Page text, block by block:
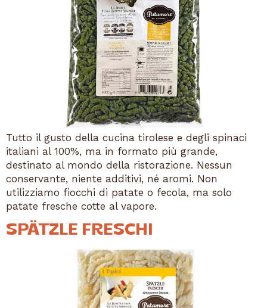
Tutto il gusto della cucina tirolese e degli spinaci
italiani al 100%, ma in formato più grande,
destinato al mondo della ristorazione. Nessun
conservante, niente additivi, né aromi. Non
utilizziamo fiocchi di patate o fecola, ma solo
patate fresche cotte al vapore.
SPÄTZLE FRESCHI